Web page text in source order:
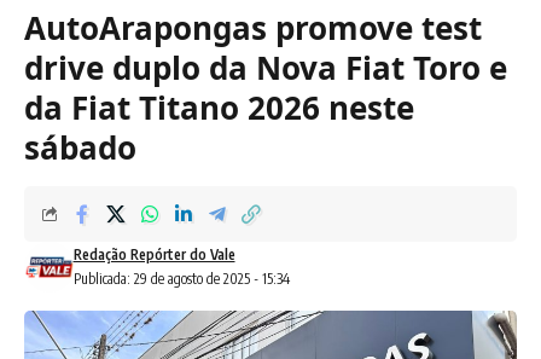
AutoArapongas promove test
drive duplo da Nova Fiat Toro e
da Fiat Titano 2026 neste
sábado
Publicada: 29 de agosto de 2025 - 15:34
Redação Repórter do Vale